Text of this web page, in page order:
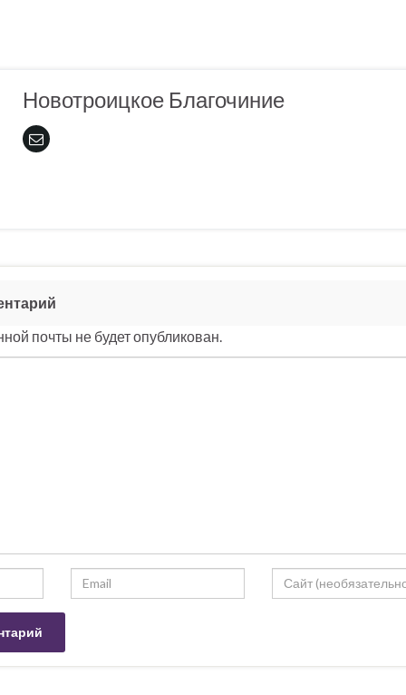
Новотроицкое Благочиние
почты не будет опубликован.